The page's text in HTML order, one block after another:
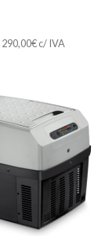
290,00€c/ IVA